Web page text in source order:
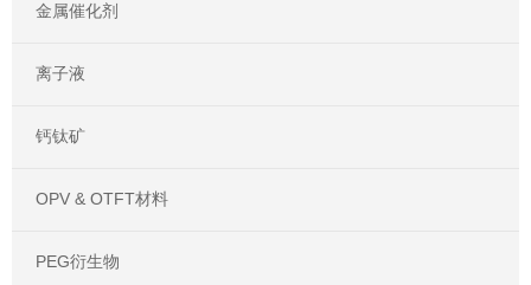
金属催化剂
离子液
钙钛矿
OPV & OTFT材料
PEG衍生物